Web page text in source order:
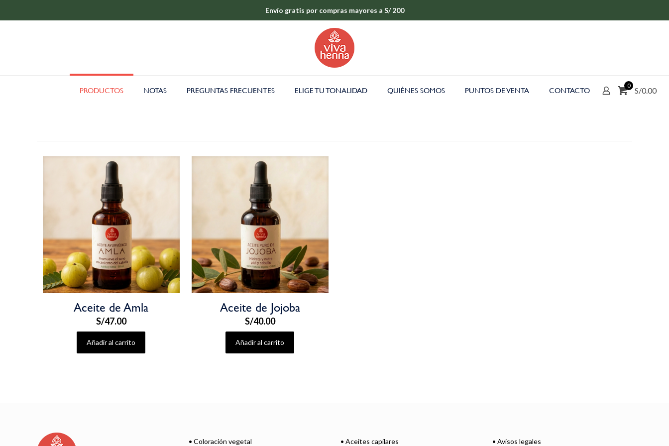
Envío gratis por compras mayores a S/ 200
PRODUCTOS NOTAS PREGUNTAS FRECUENTES ELIGE TU TONALIDAD QUIÉNES SOMOS PUNTOS DE VENTA CONTACTO
0
S/0.00
Aceite de Amla
S/47.00
Añadir al carrito
Aceite de Jojoba
S/40.00
Añadir al carrito
• Coloración vegetal • Aceites capilares • Avisos legales